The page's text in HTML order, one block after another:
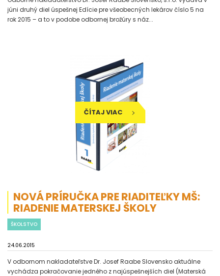
júni druhý diel úspešnej Edície pre všeobecných lekárov číslo 5 na
rok 2015 – a to v podobe odbornej brožúry s náz...
ČÍTAJ VIAC
NOVÁ PRÍRUČKA PRE RIADITEĽKY MŠ:
RIADENIE MATERSKEJ ŠKOLY
ŠKOLSTVO
24.06.2015
V odbornom nakladateľstve Dr. Josef Raabe Slovensko aktuálne
vychádza pokračovanie jedného z najúspešnejších diel (Materská